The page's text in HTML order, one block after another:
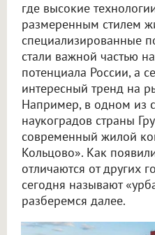
где высокие
размеренным стилем
специализированные
стали важной частью
потенциала России, а
интересный тренд на
Например, в одном из
наукоградов страны
современный жилой
Кольцово». Как
отличаются от других
сегодня называют
разберемся далее.